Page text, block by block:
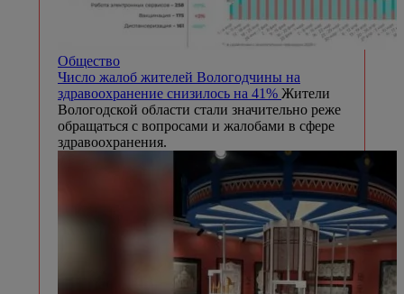
Общество
Число жалоб жителей Вологодчины на
здравоохранение снизилось на 41% Жители
Вологодской области стали значительно реже
обращаться с вопросами и жалобами в сфере
здравоохранения.